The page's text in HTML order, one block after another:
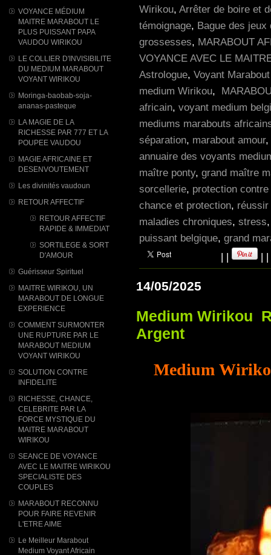
VOYANCE MÉDIUM
MAITRE MARABOUT LE
PLUS PUISSANT PAPA
VAUDOU WIRIKOU
LE COLLIER D'INVISIBILITE
DU MEDIUM MARABOUT
VOYANT WIRIKOU
Moringa-baobab-soja-
ananas-pasteque
LA MAGIE DE LA
RICHESSE PAR 777 ET LA
POUPEE VAUDOU
MAGIE AFRICAINE ET
DESENVOUTEMENT
Les divinités vaudoun
RETOUR AFFECTIF
RETOUR AFFECTIF
RAPIDE & IMMEDIAT
SORTILEGE & SORT
D'AMOUR
Guérisseur Spirituel
MAITRE WIRIKOU, UN
MARABOUT DE LONGUE
EXPERIENCE
COMMENT SURMONTER
UNE RUPTURE PAR LE
MARABOUT MEDIUM
VOYANT WIRIKOU
SOLUTION CONTRE
INFIDELITE
RICHESSE, CHANCE,
CELEBRITE PAR LA
FORCE MYSTIQUE DU
MAITRE MARABOUT
WIRIKOU
SEANCE DE VOYANCE
AVEC LE MAITRE WIRIKOU
SPECIALISTE DES
COUPLES
MARABOUT RECONNU
POUR FAIRE REVENIR
L'ETRE AIME
Le Meilleur Marabout
Medium Voyant Africain
Wirikou, Arrêter de boire et
témoignage, Bague des jeux
grossesses, MARABOUT
VOYANCE AVEC LE
Astrologue, Voyant
medium Wirikou,
africain, voyant medium
mediums marabouts
séparation, marabout amour,
annuaire des voyants
maître ponty, grand maître
sorcellerie, protection
chance et protection,
maladies chroniques, stress
puissant belgique, grand
| | | |
14/05/2025
Medium Wirikou
Argent
Medium